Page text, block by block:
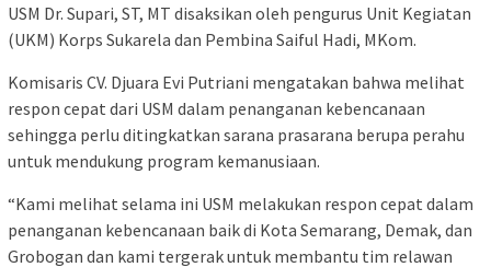
USM Dr. Supari, ST, MT disaksikan oleh pengurus Unit Kegiatan
(UKM) Korps Sukarela dan Pembina Saiful Hadi, MKom.
Komisaris CV. Djuara Evi Putriani mengatakan bahwa melihat
respon cepat dari USM dalam penanganan kebencanaan
sehingga perlu ditingkatkan sarana prasarana berupa perahu
untuk mendukung program kemanusiaan.
“Kami melihat selama ini USM melakukan respon cepat dalam
penanganan kebencanaan baik di Kota Semarang, Demak, dan
Grobogan dan kami tergerak untuk membantu tim relawan